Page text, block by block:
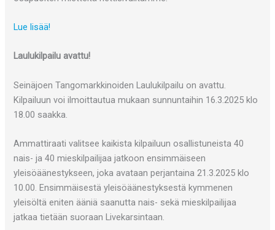
Lue lisää!
Laulukilpailu avattu!
Seinäjoen Tangomarkkinoiden Laulukilpailu on avattu.
Kilpailuun voi ilmoittautua mukaan sunnuntaihin 16.3.2025 klo
18.00 saakka.
Ammattiraati valitsee kaikista kilpailuun osallistuneista 40
nais- ja 40 mieskilpailijaa jatkoon ensimmäiseen
yleisöäänestykseen, joka avataan perjantaina 21.3.2025 klo
10.00. Ensimmäisestä yleisöäänestyksestä kymmenen
yleisöltä eniten ääniä saanutta nais- sekä mieskilpailijaa
jatkaa tietään suoraan Livekarsintaan.